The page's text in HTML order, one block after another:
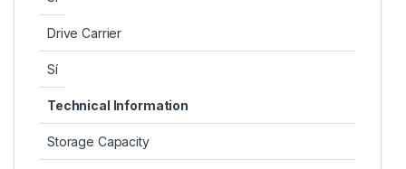
Drive Carrier
Sí
Technical Information
Storage Capacity